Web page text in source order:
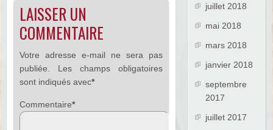
LAISSER UN
COMMENTAIRE
Votre adresse e-mail ne sera pas
publiée.
Les champs obligatoires
sont indiqués avec*
Commentaire*
juillet 2018
mai 2018
mars 2018
janvier 2018
septembre
2017
juillet 2017